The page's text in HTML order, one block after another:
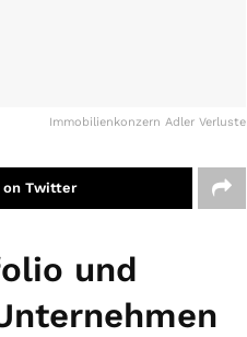
Immobilienkonzern Adler Verluste
on Twitter
und